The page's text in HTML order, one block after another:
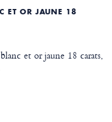
ET OR JAUNE 18
et or jaune 18 carats,